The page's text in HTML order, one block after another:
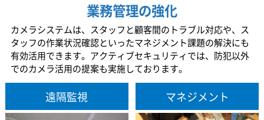
業務管理の強化
カメラシステムは、スタッフと顧客間のトラブル対応や、ス
タッフの作業状況確認といったマネジメント課題の解決にも
有効活用できます。アクティブセキュリティでは、防犯以外
でのカメラ活用の提案も実施しております。
遠隔監視 マネジメント